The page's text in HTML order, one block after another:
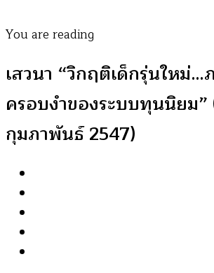
You are reading
เสวนา “วิกฤติเด็กรุ่นใหม่…
ครอบงำของระบบทุนนิยม”
กุมภาพันธ์ 2547)